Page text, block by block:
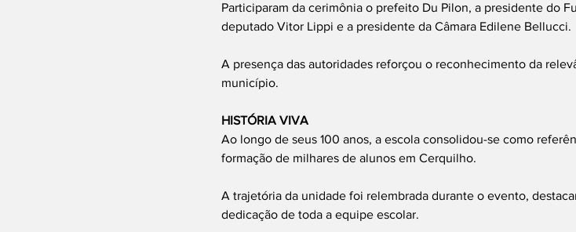
Participaram da cerimônia o prefeito Du Pilon, a presidente do
deputado Vitor Lippi e a presidente da Câmara Edilene Bellucci.
A presença das autoridades reforçou o reconhecimento da
município.
HISTÓRIA VIVA
Ao longo de seus 100 anos, a escola consolidou-se como
formação de milhares de alunos em Cerquilho.
A trajetória da unidade foi relembrada durante o evento,
dedicação de toda a equipe escolar.